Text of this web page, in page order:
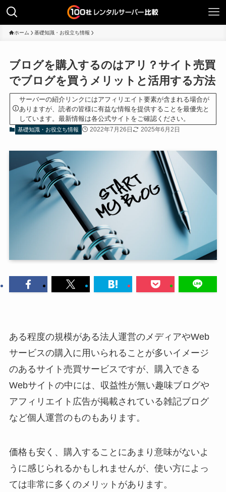
ホーム 基礎知識・お役立ち情報
ブログを購入するのはアリ？サイト売買
でブログを買うメリットと活用する方法
サーバーの紹介リンクにはアフィリエイト要素が含まれる場合が
ありますが、読者の皆様に有益な情報を提供することを最優先と
しています。最新情報は各公式サイトをご確認ください。
基礎知識・お役立ち情報 2022年7月26日 2025年6月2日
ある程度の規模がある法人運営のメディアやWeb
サービスの購入に用いられることが多いイメージ
のあるサイト売買サービスですが、購入できる
Webサイトの中には、収益性が無い趣味ブログや
アフィリエイト広告が掲載されている雑記ブログ
など個人運営のものもあります。
価格も安く、購入することにあまり意味がないよ
うに感じられるかもしれませんが、使い方によっ
ては非常に多くのメリットがあります。